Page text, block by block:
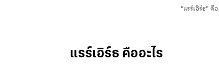
“แรร์เอิร์ธ” คื
แรร์เอิร์ธ คืออะไร